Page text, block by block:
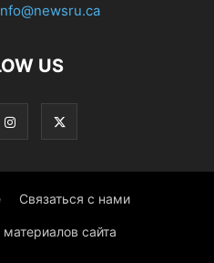
US
Связаться с нами
сайта